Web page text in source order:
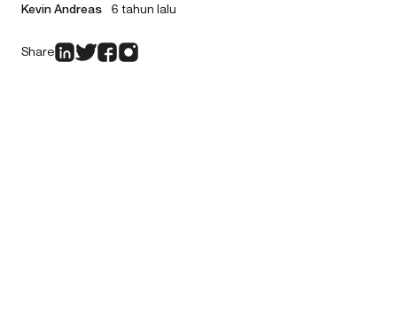
Kevin Andreas 6 tahun lalu
Share